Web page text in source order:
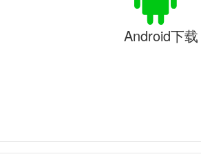
Android下载